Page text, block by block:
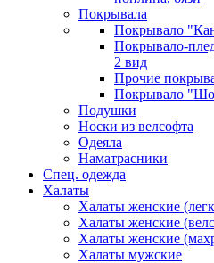
Покрывала
Покрывало
Покрывало-
2 вид
Прочие
Покрывало
Подушки
Носки из велсофта
Одеяла
Наматрасники
Спец. одежда
Халаты
Халаты женские
Халаты женские
Халаты женские
Халаты мужские